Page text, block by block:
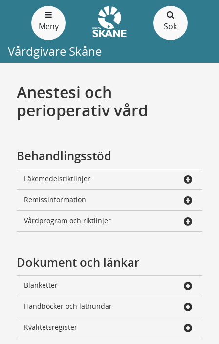
Meny Sök
Vårdgivare Skåne
Anestesi och
perioperativ vård
Behandlingsstöd
Läkemedelsriktlinjer
Remissinformation
Vårdprogram och riktlinjer
Dokument och länkar
Blanketter
Handböcker och lathundar
Kvalitetsregister